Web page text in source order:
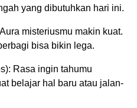
yang dibutuhkan hari ini.
misteriusmu makin kuat.
bisa bikin lega.
Rasa ingin tahumu
belajar hal baru atau jalan-